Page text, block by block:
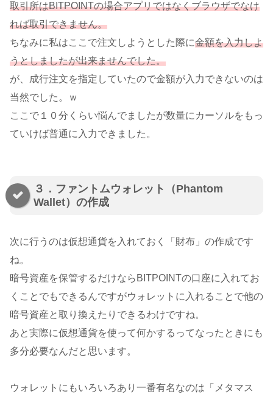
取引所はBITPOINTの場合アプリではなくブラウザでなけ
れば取引できません。
ちなみに私はここで注文しようとした際に金額を入力しよ
うとしましたが出来ませんでした。
が、成行注文を指定していたので金額が入力できないのは
当然でした。ｗ
ここで１０分くらい悩んでましたが数量にカーソルをもっ
ていけば普通に入力できました。
３．ファントムウォレット（Phantom
Wallet）の作成
次に行うのは仮想通貨を入れておく「財布」の作成です
ね。
暗号資産を保管するだけならBITPOINTの口座に入れてお
くことでもできるんですがウォレットに入れることで他の
暗号資産と取り換えたりできるわけですね。
あと実際に仮想通貨を使って何かするってなったときにも
多分必要なんだと思います。
ウォレットにもいろいろあり一番有名なのは「メタマス